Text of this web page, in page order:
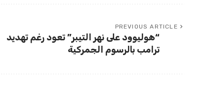
PREVIOUS ARTICLE
“هوليوود على نهر التيبر” تعود رغم تهديد
ترامب بالرسوم الجمركية